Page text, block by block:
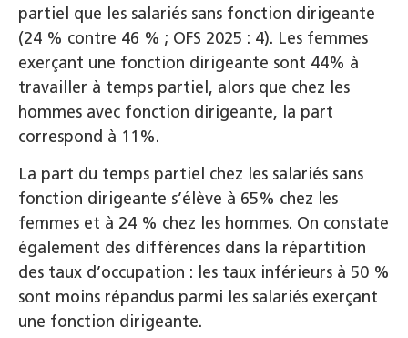
partiel que les salariés sans fonction dirigeante
(24 % contre 46 % ; OFS 2025 : 4). Les femmes
exerçant une fonction dirigeante sont 44% à
travailler à temps partiel, alors que chez les
hommes avec fonction dirigeante, la part
correspond à 11%.
La part du temps partiel chez les salariés sans
fonction dirigeante s’élève à 65% chez les
femmes et à 24 % chez les hommes. On constate
également des différences dans la répartition
des taux d’occupation : les taux inférieurs à 50 %
sont moins répandus parmi les salariés exerçant
une fonction dirigeante.